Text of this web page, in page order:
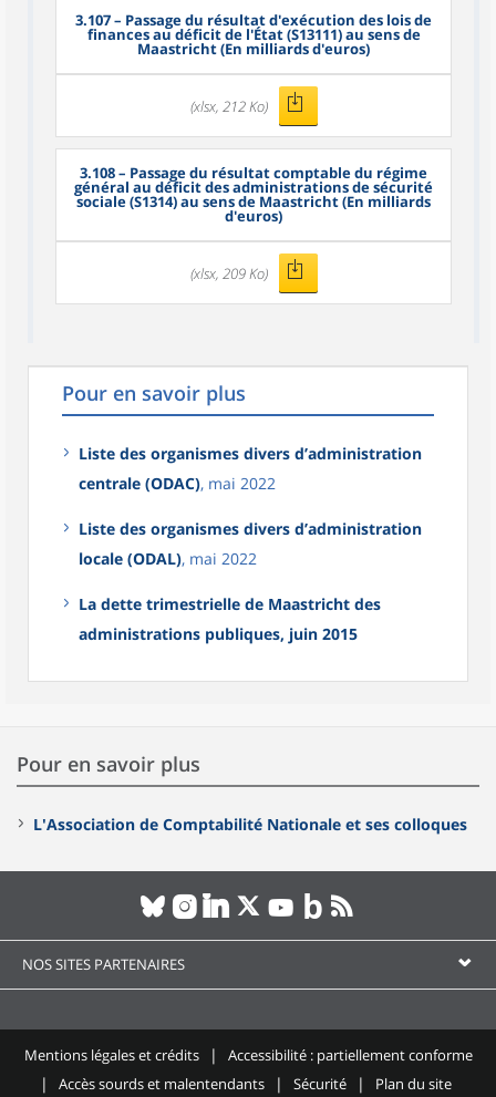
3.107– Passage du résultat d'exécution des lois de
finances au déficit de l'État (S13111) au sens de
Maastricht (En milliards d'euros)
(xlsx, 212 Ko)
3.108– Passage du résultat comptable du régime
général au déficit des administrations de sécurité
sociale (S1314) au sens de Maastricht (En milliards
d'euros)
(xlsx, 209 Ko)
Pour en savoir plus
Liste des organismes divers d’administration
centrale (ODAC), mai 2022
Liste des organismes divers d’administration
locale (ODAL), mai 2022
La dette trimestrielle de Maastricht des
administrations publiques, juin 2015
Pour en savoir plus
L'Association de Comptabilité Nationale et ses colloques
NOS SITES PARTENAIRES
Mentions légales et crédits
Accessibilité : partiellement conforme
Accès sourds et malentendants
Sécurité Plan du site